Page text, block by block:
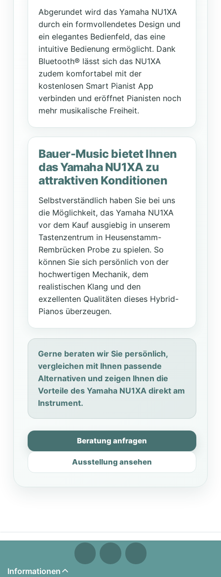
Abgerundet wird das Yamaha NU1XA
durch ein formvollendetes Design und
ein elegantes Bedienfeld, das eine
intuitive Bedienung ermöglicht. Dank
Bluetooth® lässt sich das NU1XA
zudem komfortabel mit der
kostenlosen Smart Pianist App
verbinden und eröffnet Pianisten noch
mehr musikalische Freiheit.
Bauer-Music bietet Ihnen
das Yamaha NU1XA zu
attraktiven Konditionen
Selbstverständlich haben Sie bei uns
die Möglichkeit, das Yamaha NU1XA
vor dem Kauf ausgiebig in unserem
Tastenzentrum in Heusenstamm-
Rembrücken Probe zu spielen. So
können Sie sich persönlich von der
hochwertigen Mechanik, dem
realistischen Klang und den
exzellenten Qualitäten dieses Hybrid-
Pianos überzeugen.
Gerne beraten wir Sie persönlich,
vergleichen mit Ihnen passende
Alternativen und zeigen Ihnen die
Vorteile des Yamaha NU1XA direkt am
Instrument.
Beratung anfragen
Ausstellung ansehen
Informationen